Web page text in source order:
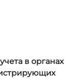
в органах